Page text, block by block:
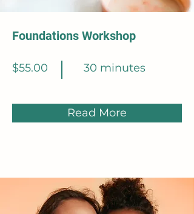
Foundations Workshop
$55.00 30 minutes
Read More